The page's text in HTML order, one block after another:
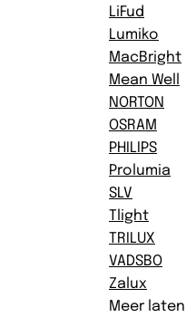
LiFud
Lumiko
MacBright
Mean Well
NORTON
OSRAM
PHILIPS
Prolumia
SLV
Tlight
TRILUX
VADSBO
Zalux
Meer